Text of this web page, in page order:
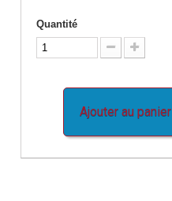
Quantité
Ajouter au panier